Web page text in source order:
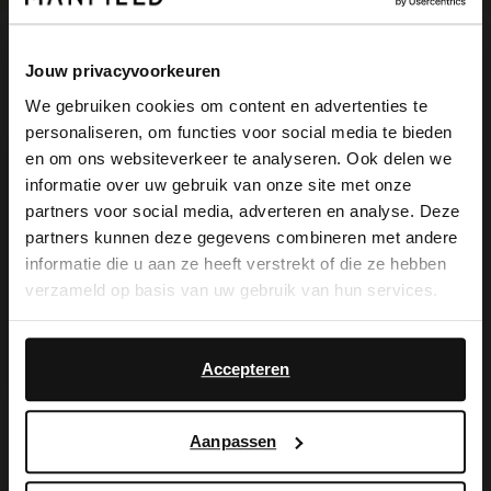
Jouw privacyvoorkeuren
We gebruiken cookies om content en advertenties te
personaliseren, om functies voor social media te bieden
en om ons websiteverkeer te analyseren. Ook delen we
informatie over uw gebruik van onze site met onze
partners voor social media, adverteren en analyse. Deze
partners kunnen deze gegevens combineren met andere
informatie die u aan ze heeft verstrekt of die ze hebben
verzameld op basis van uw gebruik van hun services.
Accepteren
Aanpassen
Produktbeschreibung
Braune Leder-Loafer der Marke Manfield.
Die Slipper haben einen 3 cm hohen
Absatz und eine runde Kappe. Als
Pro-Spray von Collonil.
Produktdetails
×
View this website in English?
It looks like your language isn't Dutch. Would
you like to switch to English?
English